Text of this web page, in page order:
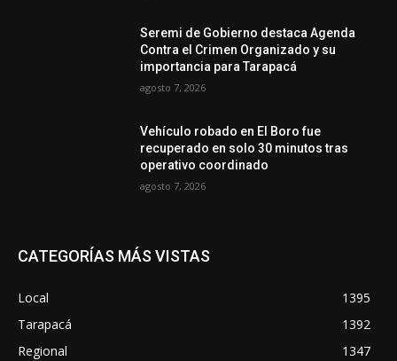
Seremi de Gobierno destaca Agenda
Contra el Crimen Organizado y su
importancia para Tarapacá
agosto 7, 2026
Vehículo robado en El Boro fue
recuperado en solo 30 minutos tras
operativo coordinado
agosto 7, 2026
CATEGORÍAS MÁS VISTAS
Local
1395
Tarapacá
1392
Regional
1347